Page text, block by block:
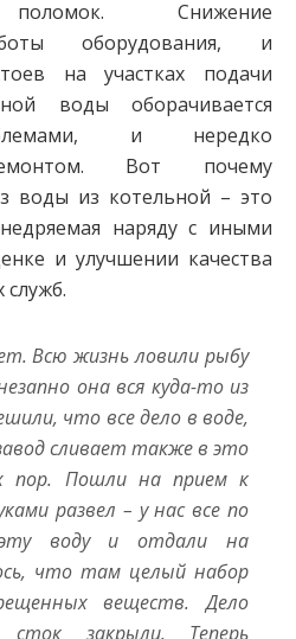
поломок. Снижение
оборудования, и
на участках подачи
воды оборачивается
и нередко
Вот почему
воды из котельной – это
наряду с иными
и улучшении качества
Всю жизнь ловили рыбу
она вся куда-то из
что все дело в воде,
сливает также в это
пор. Пошли на прием к
развел – у нас все по
эту воду и отдали на
что там целый набор
веществ. Дело
закрыли. Теперь